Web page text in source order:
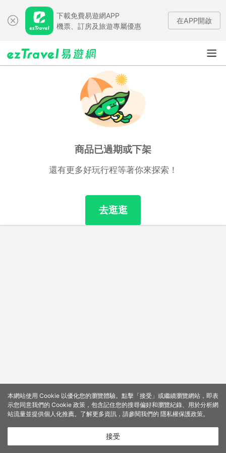
下載免費易遊網APP
機票、訂房及旅遊專屬優惠
在APP開啟
商品已過期或下架
還有更多好玩行程等著你來探索！
去逛逛
本網站使用 Cookie 以優化您的瀏覽體驗。點擊「接受」或繼續瀏覽網站，即表
示您同意我們的 Cookie 政策，包含記住您的搜尋偏好和瀏覽紀錄、用於分析網
站流量並提供個人化推薦。了解更多資訊，請參閱我們的 隱私權保護政策。
接受